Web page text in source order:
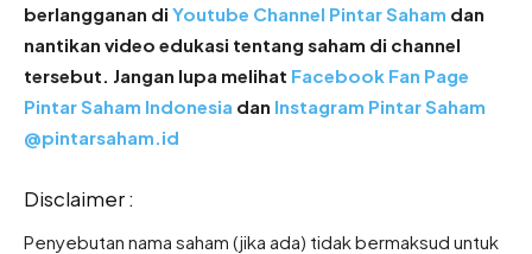
berlangganan di Youtube Channel Pintar Saham dan
nantikan video edukasi tentang saham di channel
tersebut. Jangan lupa melihat Facebook Fan Page
Pintar Saham Indonesia dan Instagram Pintar Saham
@pintarsaham.id
Disclaimer :
Penyebutan nama saham (jika ada) tidak bermaksud untuk